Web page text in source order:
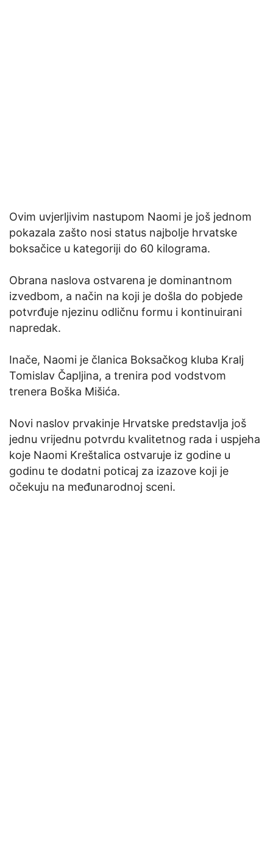
Ovim uvjerljivim nastupom Naomi je još jednom
pokazala zašto nosi status najbolje hrvatske
boksačice u kategoriji do 60 kilograma.
Obrana naslova ostvarena je dominantnom
izvedbom, a način na koji je došla do pobjede
potvrđuje njezinu odličnu formu i kontinuirani
napredak.
Inače, Naomi je članica Boksačkog kluba Kralj
Tomislav Čapljina, a trenira pod vodstvom
trenera Boška Mišića.
Novi naslov prvakinje Hrvatske predstavlja još
jednu vrijednu potvrdu kvalitetnog rada i uspjeha
koje Naomi Kreštalica ostvaruje iz godine u
godinu te dodatni poticaj za izazove koji je
očekuju na međunarodnoj sceni.